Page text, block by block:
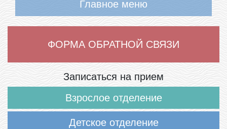
Главное меню
ФОРМА ОБРАТНОЙ СВЯЗИ
Записаться на прием
Взрослое отделение
Детское отделение